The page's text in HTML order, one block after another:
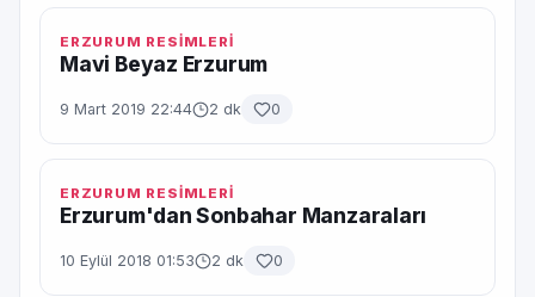
ERZURUM RESİMLERİ
Mavi Beyaz Erzurum
9 Mart 2019 22:44 2 dk 0
ERZURUM RESİMLERİ
Erzurum'dan Sonbahar Manzaraları
10 Eylül 2018 01:53 2 dk 0